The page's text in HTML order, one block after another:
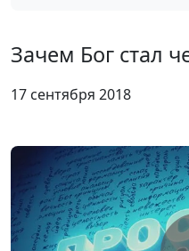
Зачем Бог стал
17 сентября 2018
жизнью?
привычками?
Откуда у нас
нравственные
ценности?